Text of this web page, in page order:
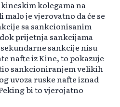
kolegama na
je vjerovatno da će se
sa sankcionisanim
prijetnja sankcijama
sankcije nisu
nafte iz Kine, to pokazuje
sankcioniranjem velikih
uvoza ruske nafte iznad
bi to vjerojatno